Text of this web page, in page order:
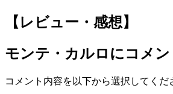
【レビュー・感想】
モンテ・カルロにコメ
コメント内容を以下から選択してくだ